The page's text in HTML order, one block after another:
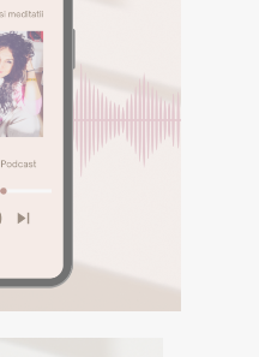
care sper sa te
ta.
SI
despre
din canalul
TO LIFE.